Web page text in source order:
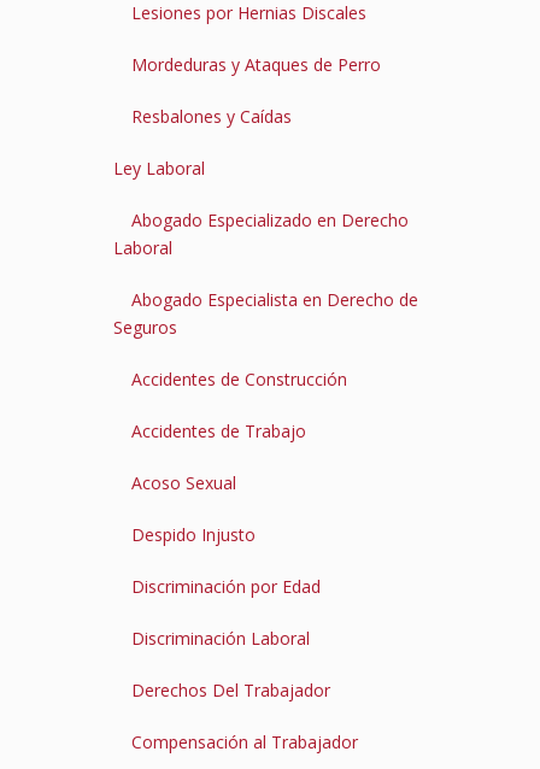
Lesiones por Hernias Discales
Mordeduras y Ataques de Perro
Resbalones y Caídas
Ley Laboral
Abogado Especializado en Derecho
Laboral
Abogado Especialista en Derecho de
Seguros
Accidentes de Construcción
Accidentes de Trabajo
Acoso Sexual
Despido Injusto
Discriminación por Edad
Discriminación Laboral
Derechos Del Trabajador
Compensación al Trabajador